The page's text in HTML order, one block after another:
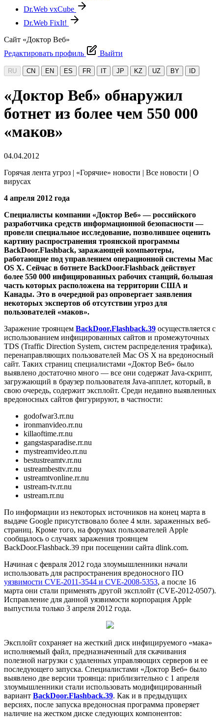
Dr.Web vxCube
Dr.Web FixIt!
Сайт «Доктор Веб»
Редактировать профиль
Выйти
RU CN EN ES FR IT JP KZ UZ BY ID
«Доктор Веб» обнаружил
ботнет из более чем 550 000
«маков»
04.04.2012
Горячая лента угроз | «Горячие» новости | Все новости | О
вирусах
4 апреля 2012 года
Специалисты компании «Доктор Веб» — российского
разработчика средств информационной безопасности —
провели специальное исследование, позволившее оценить
картину распространения троянской программы
BackDoor.Flashback, заражающей компьютеры,
работающие под управлением операционной системы Mac
OS X. Сейчас в ботнете BackDoor.Flashback действует
более 550 000 инфицированных рабочих станций, большая
часть которых расположена на территории США и
Канады. Это в очередной раз опровергает заявления
некоторых экспертов об отсутствии угроз для
пользователей «маков».
Заражение троянцем BackDoor.Flashback.39 осуществляется с
использованием инфицированных сайтов и промежуточных
TDS (Traffic Direction System, систем распределения трафика),
перенаправляющих пользователей Mac OS X на вредоносный
сайт. Таких страниц специалистами «Доктор Веб» было
выявлено достаточно много — все они содержат Java-скрипт,
загружающий в браузер пользователя Java-апплет, который, в
свою очередь, содержит эксплойт. Среди недавно выявленных
вредоносных сайтов фигурируют, в частности:
godofwar3.rr.nu
ironmanvideo.rr.nu
killaoftime.rr.nu
gangstasparadise.rr.nu
mystreamvideo.rr.nu
bestustreamtv.rr.nu
ustreambesttv.rr.nu
ustreamtvonline.rr.nu
ustream-tv.rr.nu
ustream.rr.nu
По информации из некоторых источников на конец марта в
выдаче Google присутствовало более 4 млн. зараженных веб-
страниц. Кроме того, на форумах пользователей Apple
сообщалось о случаях заражения троянцем
BackDoor.Flashback.39 при посещении сайта dlink.com.
Начиная с февраля 2012 года злоумышленники начали
использовать для распространения вредоносного ПО
уязвимости CVE-2011-3544 и CVE-2008-5353, а после 16
марта они стали применять другой эксплойт (CVE-2012-0507).
Исправление для данной уязвимости корпорация Apple
выпустила только 3 апреля 2012 года.
Эксплойт сохраняет на жесткий диск инфицируемого «мака»
исполняемый файл, предназначенный для скачивания
полезной нагрузки с удаленных управляющих серверов и ее
последующего запуска. Специалистами «Доктор Веб» было
выявлено две версии троянца: приблизительно с 1 апреля
злоумышленники стали использовать модифицированный
вариант BackDoor.Flashback.39. Как и в предыдущих
версиях, после запуска вредоносная программа проверяет
наличие на жестком диске следующих компонентов: